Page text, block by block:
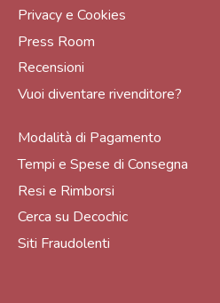
Privacy e Cookies
Press Room
Recensioni
Vuoi diventare rivenditore?
Modalità di Pagamento
Tempi e Spese di Consegna
Resi e Rimborsi
Cerca su Decochic
Siti Fraudolenti